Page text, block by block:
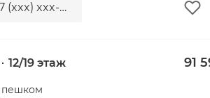
рядо
(xxx) xxx-xx-xx
91
12/19 этаж
пешком